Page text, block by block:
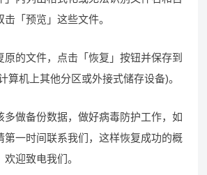
「预览」这些文件。
原的文件，点击「恢复」按钮并保存到
算机上其他分区或外接式储存设备)。
多做备份数据，做好病毒防护工作，如
第一时间联系我们，这样恢复成功的概
迎致电我们。